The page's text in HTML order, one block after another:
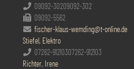
09092-30209092-302
09092-5562
fischer-klaus-wemding@t-online.de
Stiefel, Elektro
07262-91210307262-912103
Richter, Irene